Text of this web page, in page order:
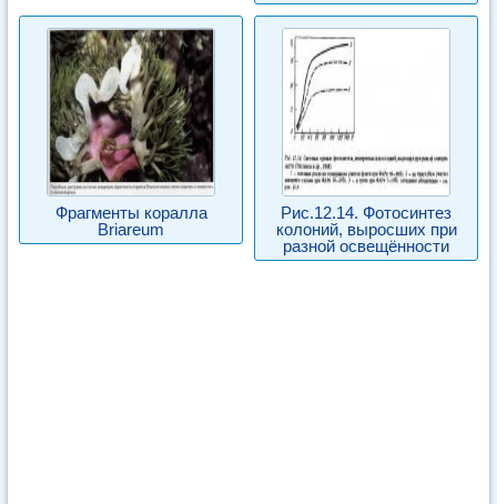
Фрагменты коралла
Briareum
Рис.12.14. Фотосинтез
колоний, выросших при
разной освещённости